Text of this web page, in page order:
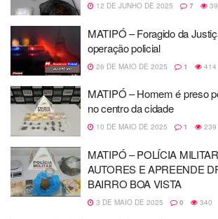
12 DE JUNHO DE 2025 7
MATIPÓ – Foragido da
operação policial
26 DE MAIO DE 2025 1 414
MATIPÓ – Homem é preso
no centro da cidade
10 DE MAIO DE 2025 1 239
MATIPÓ – POLÍCIA
AUTORES E APREENDE
BAIRRO BOA VISTA
3 DE MAIO DE 2025 0 340